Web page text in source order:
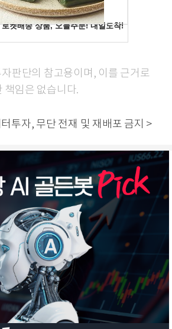
자판단의 참고용이며, 이를 근거로
책임은 없습니다.
투자, 무단 전재 및 재배포 금지 >